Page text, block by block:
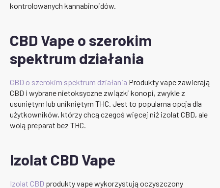
kontrolowanych kannabinoidów.
CBD Vape o szerokim
spektrum działania
CBD o szerokim spektrum działania Produkty vape zawierają
CBD i wybrane nietoksyczne związki konopi, zwykle z
usuniętym lub unikniętym THC. Jest to popularna opcja dla
użytkowników, którzy chcą czegoś więcej niż izolat CBD, ale
wolą preparat bez THC.
Izolat CBD Vape
Izolat CBD produkty vape wykorzystują oczyszczony